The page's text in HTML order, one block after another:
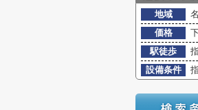
地域
価格
駅徒歩
設備条件